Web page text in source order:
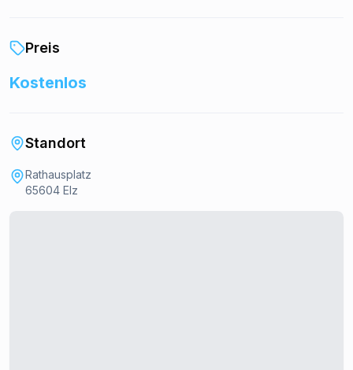
Preis
Kostenlos
Standort
Rathausplatz
65604 Elz